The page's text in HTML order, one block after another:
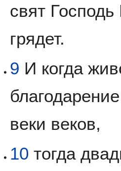
свят
грядет.
9 И когда
веки веков,
10 тогда